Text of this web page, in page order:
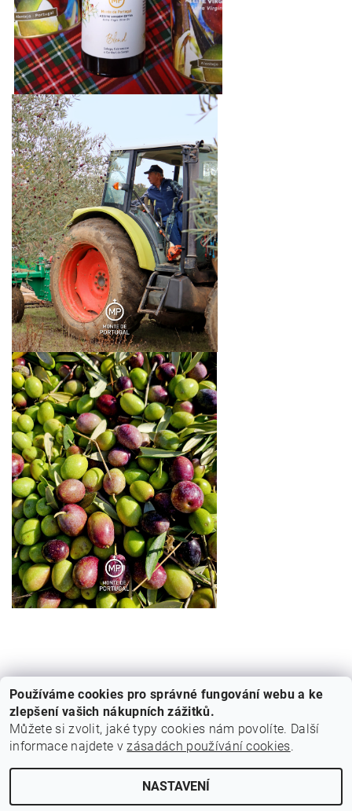
2026 © Z Portugalska, všechna práva vyhrazenaUpravit nastavení cookies
Používáme cookies pro správné fungování webu a ke
zlepšení vašich nákupních zážitků.
Můžete si zvolit, jaké typy cookies nám povolíte. Další
informace najdete vzásadách používání cookies.
NASTAVENÍ